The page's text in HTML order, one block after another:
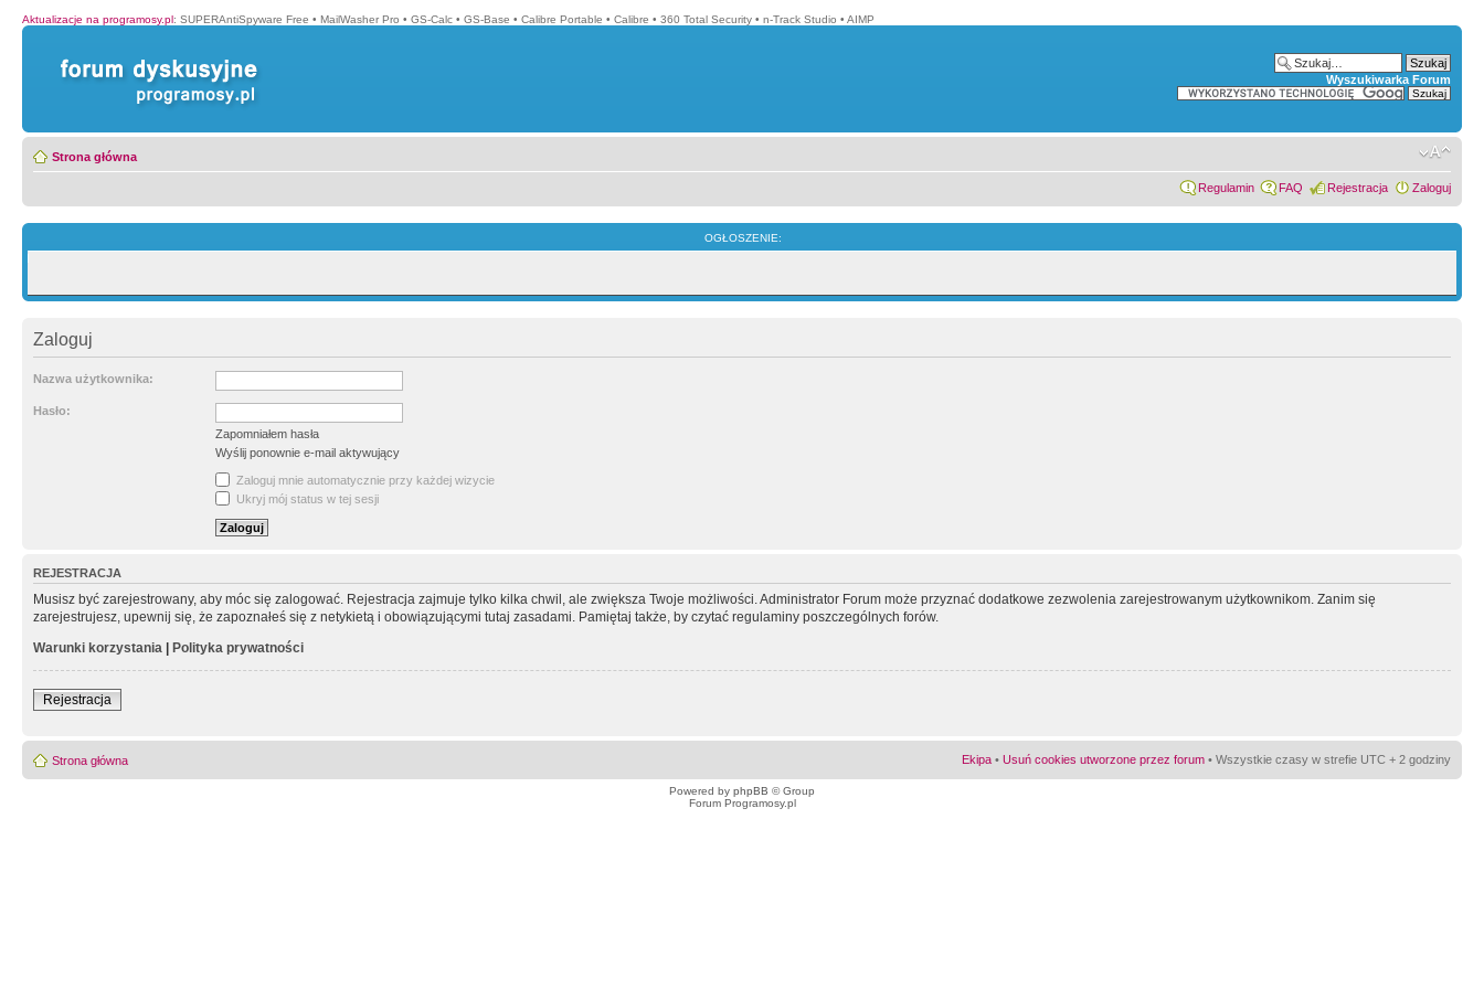
Aktualizacje na programosy.pl: SUPERAntiSpyware Free • MailWasher Pro • GS-Calc • GS-Base • Calibre Portable • Calibre • 360 Total Security • n-Track Studio • AIMP
Wyszukiwarka Forum
Strona główna
Regulamin FAQ Rejestracja Zaloguj
OGŁOSZENIE:
Zaloguj
Nazwa użytkownika:
Hasło:
Zapomniałem hasła
Wyślij ponownie e-mail aktywujący
Zaloguj mnie automatycznie przy każdej wizycie
Ukryj mój status w tej sesji
REJESTRACJA
Musisz być zarejestrowany, aby móc się zalogować. Rejestracja zajmuje tylko kilka chwil, ale zwiększa Twoje możliwości. Administrator Forum może przyznać dodatkowe zezwolenia zarejestrowanym użytkownikom. Zanim się
zarejestrujesz, upewnij się, że zapoznałeś się z netykietą i obowiązującymi tutaj zasadami. Pamiętaj także, by czytać regulaminy poszczególnych forów.
Warunki korzystania | Polityka prywatności
Rejestracja
Strona główna Ekipa • Usuń cookies utworzone przez forum • Wszystkie czasy w strefie UTC + 2 godziny
Powered by phpBB © Group
Forum Programosy.pl